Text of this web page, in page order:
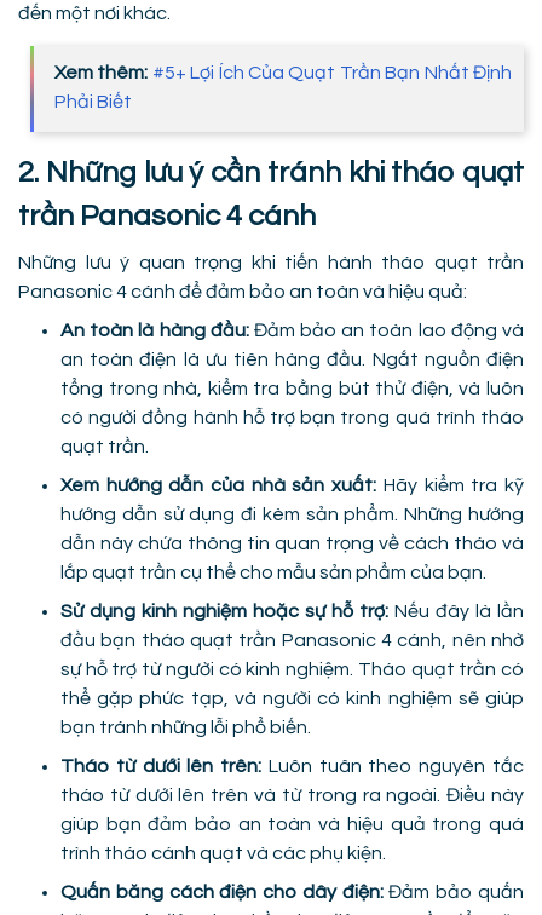
đến một nơi khác.
Xem thêm: #5+ Lợi Ích Của Quạt Trần Bạn Nhất Định
Phải Biết
2. Những lưu ý cần tránh khi tháo quạt
trần Panasonic 4 cánh
Những lưu ý quan trọng khi tiến hành tháo quạt trần
Panasonic 4 cánh để đảm bảo an toàn và hiệu quả:
An toàn là hàng đầu:Đảm bảo an toàn lao động và
an toàn điện là ưu tiên hàng đầu. Ngắt nguồn điện
tổng trong nhà, kiểm tra bằng bút thử điện, và luôn
có người đồng hành hỗ trợ bạn trong quá trình tháo
quạt trần.
Xem hướng dẫn của nhà sản xuất: Hãy kiểm tra kỹ
hướng dẫn sử dụng đi kèm sản phẩm. Những hướng
dẫn này chứa thông tin quan trọng về cách tháo và
lắp quạt trần cụ thể cho mẫu sản phẩm của bạn.
Sử dụng kinh nghiệm hoặc sự hỗ trợ: Nếu đây là lần
đầu bạn tháo quạt trần Panasonic 4 cánh, nên nhờ
sự hỗ trợ từ người có kinh nghiệm. Tháo quạt trần có
thể gặp phức tạp, và người có kinh nghiệm sẽ giúp
bạn tránh những lỗi phổ biến.
Tháo từ dưới lên trên: Luôn tuân theo nguyên tắc
tháo từ dưới lên trên và từ trong ra ngoài. Điều này
giúp bạn đảm bảo an toàn và hiệu quả trong quá
trình tháo cánh quạt và các phụ kiện.
Quấn băng cách điện cho dây điện:Đảm bảo quấn